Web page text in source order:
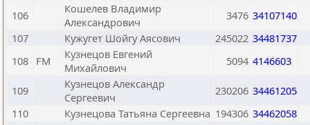
106
Кошелев Владимир
Александрович
3476 34107140
107
Кужугет Шойгу Аясович 245022 34481737
108 FM
Кузнецов Евгений
Михайлович
5094 4146603
109
Кузнецов Александр
Сергеевич
230206 34461205
110
Кузнецова Татьяна Сергеевна 194306 34462058